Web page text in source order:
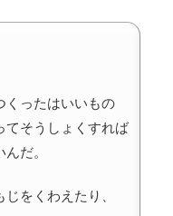
くったはいいもの
てそうしょくすれば
だ。
をくわえたり、